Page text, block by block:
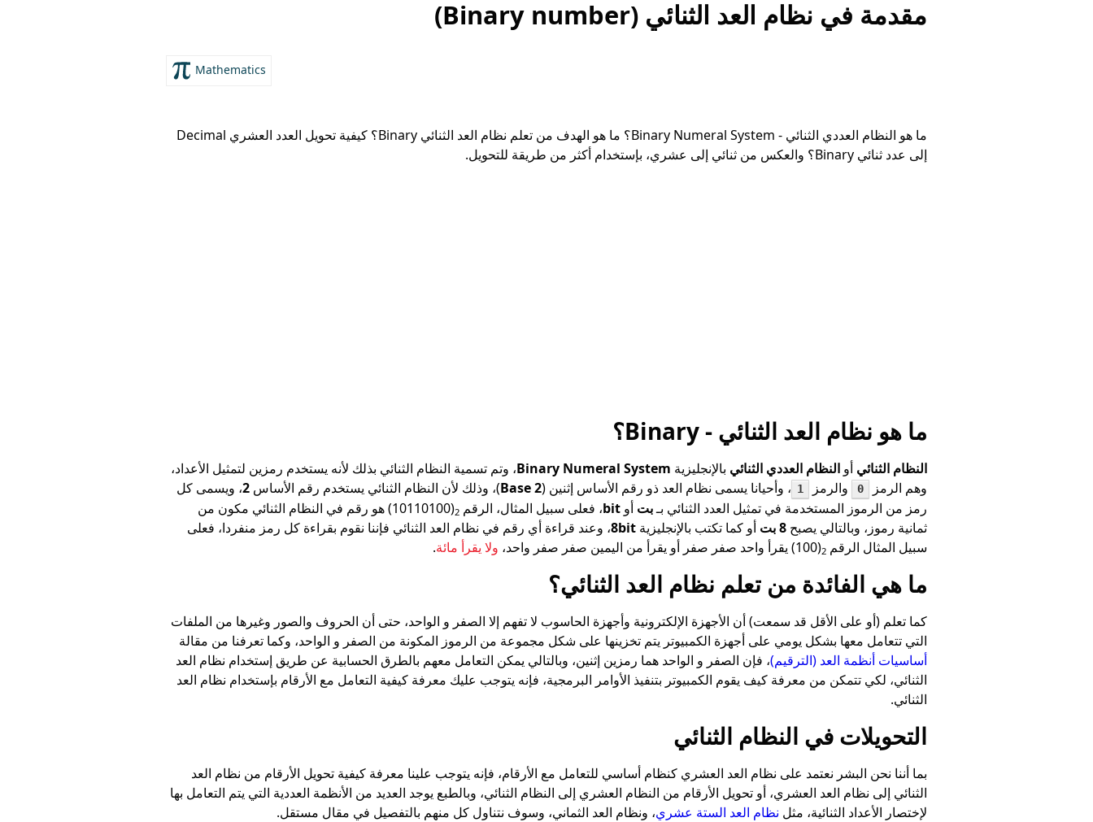
مقدمة في نظام العد الثنائي (Binary number)
Mathematics
ما هو النظام العددي الثنائي - Binary Numeral System؟ ما هو الهدف من تعلم نظام العد الثنائي Binary؟ كيفية تحويل العدد العشري Decimal
إلى عدد ثنائي Binary؟ والعكس من ثنائي إلى عشري، بإستخدام أكثر من طريقة للتحويل.
ما هو نظام العد الثنائي - Binary؟
النظام الثنائي أو النظام العددي الثنائي بالإنجليزية Binary Numeral System، وتم تسمية النظام الثنائي بذلك لأنه يستخدم رمزين لتمثيل الأعداد،
وهم الرمز
0 والرمز 1 ، وأحيانا يسمى نظام العد ذو رقم الأساس إثنين (Base 2)، وذلك لأن النظام الثنائي يستخدم رقم الأساس 2، ويسمى كل
رمز من الرموز المستخدمة في تمثيل العدد الثنائي بـبت أو bit، فعلى سبيل المثال، الرقم 2
(10110100) هو رقم في النظام الثنائي مكون من
ثمانية رموز، وبالتالي يصبح 8 بت أو كما تكتب بالإنجليزية 8bit، وعند قراءة أي رقم في نظام العد الثنائي فإننا نقوم بقراءة كل رمز منفردا، فعلى
سبيل المثال الرقم 2(100) يقرأ واحد صفر صفر أو يقرأ من اليمين صفر صفر واحد، ولا يقرأ مائة.
ما هي الفائدة من تعلم نظام العد الثنائي؟
كما تعلم (أو على الأقل قد سمعت) أن الأجهزة الإلكترونية وأجهزة الحاسوب لا تفهم إلا الصفر و الواحد، حتى أن الحروف والصور وغيرها من الملفات
التي تتعامل معها بشكل يومي على أجهزة الكمبيوتر يتم تخزينها على شكل مجموعة من الرموز المكونة من الصفر و الواحد، وكما تعرفنا من مقالة
أساسيات أنظمة العد (الترقيم)، فإن الصفر و الواحد هما رمزين إثنين، وبالتالي يمكن التعامل معهم بالطرق الحسابية عن طريق إستخدام نظام العد
الثنائي، لكي تتمكن من معرفة كيف يقوم الكمبيوتر بتنفيذ الأوامر البرمجية، فإنه يتوجب عليك معرفة كيفية التعامل مع الأرقام بإستخدام نظام العد
الثنائي.
التحويلات في النظام الثنائي
بما أننا نحن البشر نعتمد على نظام العد العشري كنظام أساسي للتعامل مع الأرقام، فإنه يتوجب علينا معرفة كيفية تحويل الأرقام من نظام العد
الثنائي إلى نظام العد العشري، أو تحويل الأرقام من النظام العشري إلى النظام الثنائي، وبالطبع يوجد العديد من الأنظمة العددية التي يتم التعامل بها
لإختصار الأعداد الثنائية، مثل نظام العد الستة عشري، ونظام العد الثماني، وسوف نتناول كل منهم بالتفصيل في مقال مستقل.